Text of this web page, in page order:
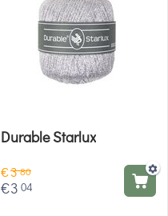
Durable Starlux
€380
€3 04